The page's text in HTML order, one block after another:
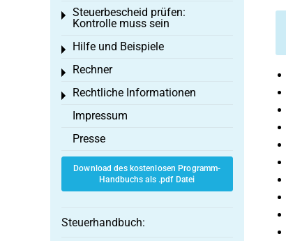
Steuerbescheid prüfen:
Kontrolle muss sein
Toggle menu
Hilfe und Beispiele
Toggle menu
Rechner
Toggle menu
Rechtliche Informationen
Toggle menu
Impressum
Presse
Download des kostenlosen Programm-
Handbuchs als .pdf Datei
Steuerhandbuch: